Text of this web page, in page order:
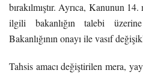
bırakılmıştır. Ayrıca, Kanunun
ilgili bakanlığın talebi
Bakanlığının onayı ile vasıf
Tahsis amacı değiştirilen mera,